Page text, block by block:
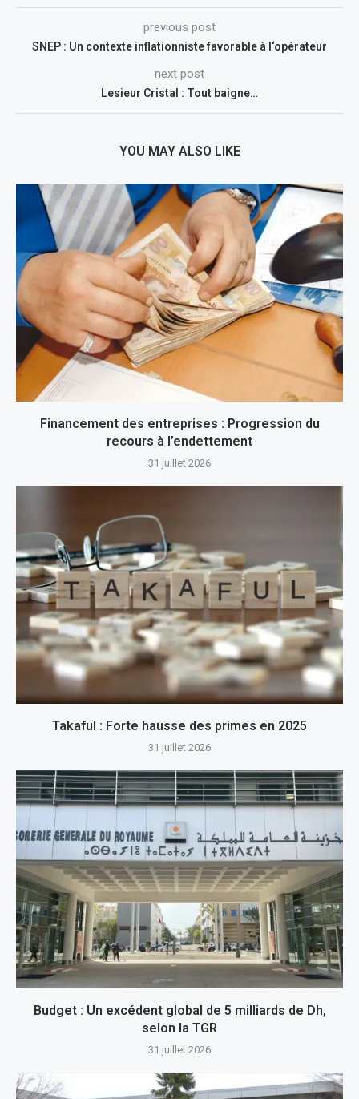
previous post
SNEP : Un contexte inflationniste favorable à l‘opérateur
next post
Lesieur Cristal : Tout baigne…
YOU MAY ALSO LIKE
Financement des entreprises : Progression du
recours à l’endettement
31 juillet 2026
Takaful : Forte hausse des primes en 2025
31 juillet 2026
Budget : Un excédent global de 5 milliards de Dh,
selon la TGR
31 juillet 2026